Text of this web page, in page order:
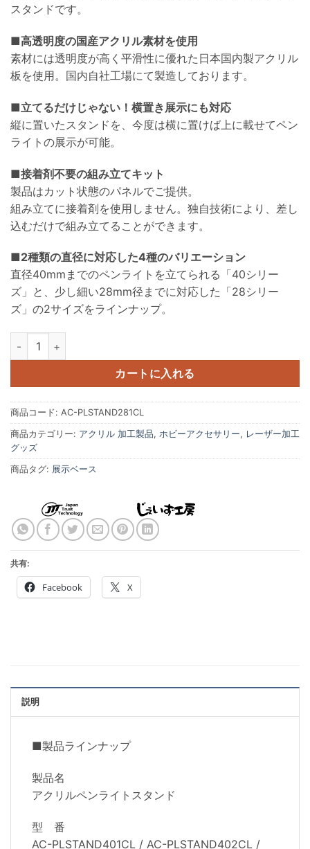
スタンドです。
■高透明度の国産アクリル素材を使用
素材には透明度が高く平滑性に優れた日本国内製アクリル
板を使用。国内自社工場にて製造しております。
■立てるだけじゃない！横置き展示にも対応
縦に置いたスタンドを、今度は横に置けば上に載せてペン
ライトの展示が可能。
■接着剤不要の組み立てキット
製品はカット状態のパネルでご提供。
組み立てに接着剤を使用しません。独自技術により、差し
込むだけで組み立てることができます。
■2種類の直径に対応した4種のバリエーション
直径40mmまでのペンライトを立てられる「40シリー
ズ」と、少し細い28mm径までに対応した「28シリー
ズ」の2サイズをラインナップ。
アクリルペンライトスタンド 28mm 1本用 クリア AC-
カートに入れる
商品コード: AC-PLSTAND281CL
商品カテゴリー: アクリル 加工製品, ホビーアクセサリー, レーザー加工
グッズ
商品タグ: 展示ベース
共有:
Facebook X
説明
■製品ラインナップ
製品名
アクリルペンライトスタンド
型 番
AC-PLSTAND401CL / AC-PLSTAND402CL /